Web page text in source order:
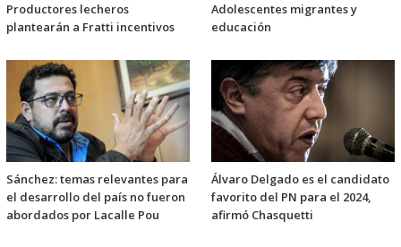
Productores lecheros
plantearán a Fratti incentivos
Adolescentes migrantes y
educación
Sánchez: temas relevantes para
el desarrollo del país no fueron
abordados por Lacalle Pou
Álvaro Delgado es el candidato
favorito del PN para el 2024,
afirmó Chasquetti